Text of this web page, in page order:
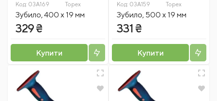
Код: 03A169 Topex
Зубило, 400 x 19 мм
329 ₴
Купити
Код: 03A159 Topex
Зубило, 500 x 19 мм
331 ₴
Купити